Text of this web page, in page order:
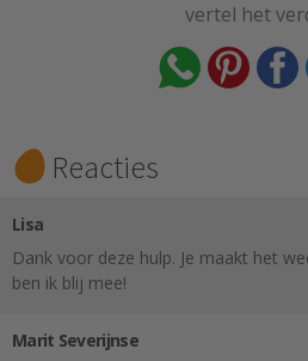
vertel het
Reacties
Lisa
Dank voor deze hulp. Je maakt het
ben ik blij mee!
Marit Severijnse